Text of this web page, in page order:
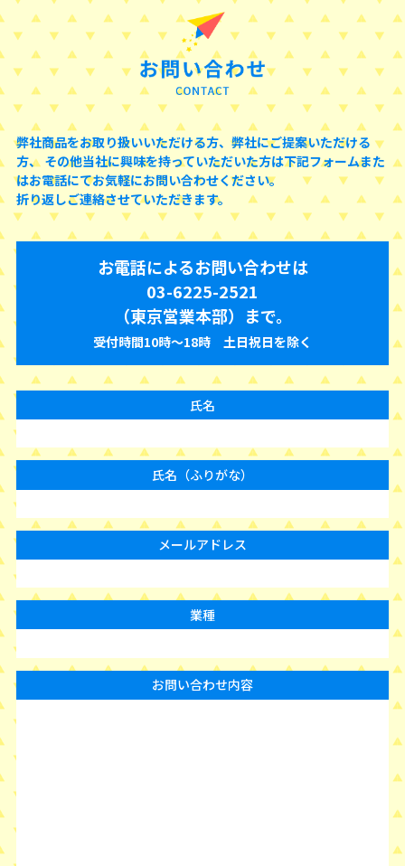
弊社商品をお取り扱いいただける方、弊社にご提案いただける
方、 その他当社に興味を持っていただいた方は下記フォームまた
はお電話にてお気軽にお問い合わせください。
折り返しご連絡させていただきます。
お電話によるお問い合わせは
03-6225-2521
（東京営業本部）まで。
受付時間10時〜18時 土日祝日を除く
氏名
氏名（ふりがな）
メールアドレス
業種
お問い合わせ内容